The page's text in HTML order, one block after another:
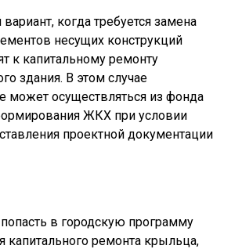
когда требуется замена
несущих конструкций
к капитальному ремонту
здания. В этом случае
может осуществляться из фонда
ЖКХ при условии
проектной документации
в городскую программу
капитального ремонта крыльца,